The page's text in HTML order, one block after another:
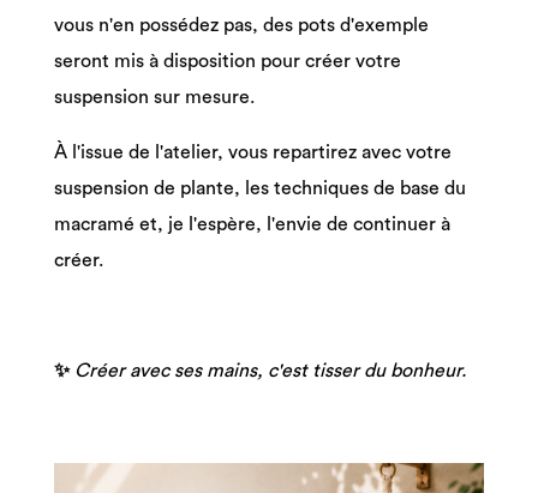
vous n'en possédez pas, des pots d'exemple
seront mis à disposition pour créer votre
suspension sur mesure.
À l'issue de l'atelier, vous repartirez avec votre
suspension de plante, les techniques de base du
macramé et, je l'espère, l'envie de continuer à
créer.
✨ Créer avec ses mains, c'est tisser du bonheur.